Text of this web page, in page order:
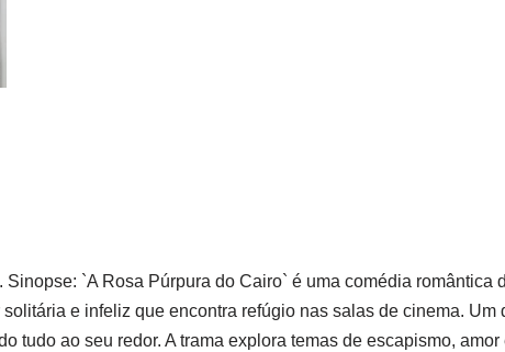
`A Rosa Púrpura do Cairo` é uma comédia romântica
e infeliz que encontra refúgio nas salas de cinema. Um
tudo ao seu redor. A trama explora temas de escapismo,